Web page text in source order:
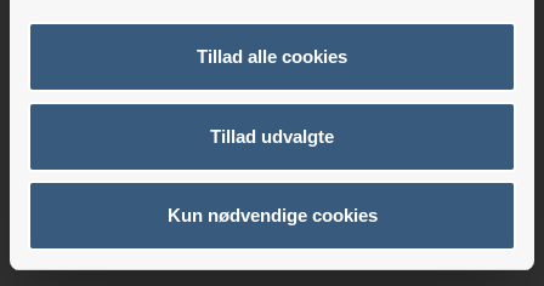
Tillad alle cookies
Tillad udvalgte
Kun nødvendige cookies